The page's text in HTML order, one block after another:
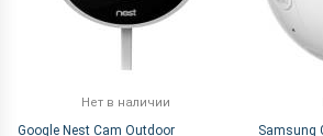
Нет в наличии
Google Nest Cam Outdoor Samsung